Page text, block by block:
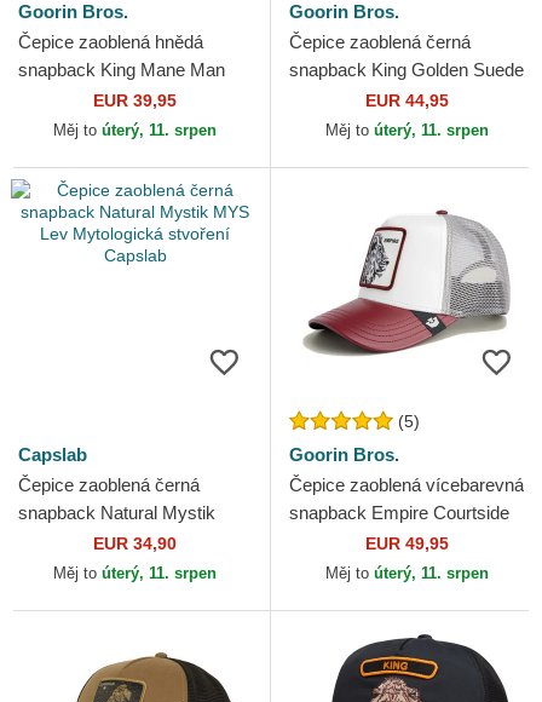
Goorin Bros.
Čepice zaoblená hnědá
snapback King Mane Man
The Farm Goorin Bros.
EUR 39,95
Měj to úterý, 11. srpen
Goorin Bros.
Čepice zaoblená černá
snapback King Golden Suede
The Farm Goorin Bros.
EUR 44,95
Měj to úterý, 11. srpen
Capslab
Čepice zaoblená černá
snapback Natural Mystik
MYS Lev Mytologická
stvoření Capslab
EUR 34,90
Měj to úterý, 11. srpen
(5)
Goorin Bros.
Čepice zaoblená vícebarevná
snapback Empire Courtside
The Farm Goorin Bros.
EUR 49,95
Měj to úterý, 11. srpen